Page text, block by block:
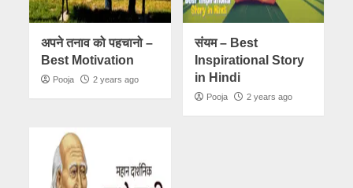
अपने तनाव को पहचानो –
Best Motivation
Pooja 2 years ago
संयम – Best
Inspirational Story
in Hindi
Pooja 2 years ago